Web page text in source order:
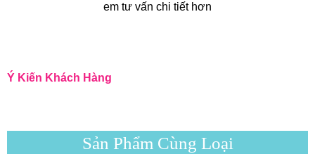
em tư vấn chi tiết hơn
Ý Kiến Khách Hàng
Sản Phẩm Cùng Loại